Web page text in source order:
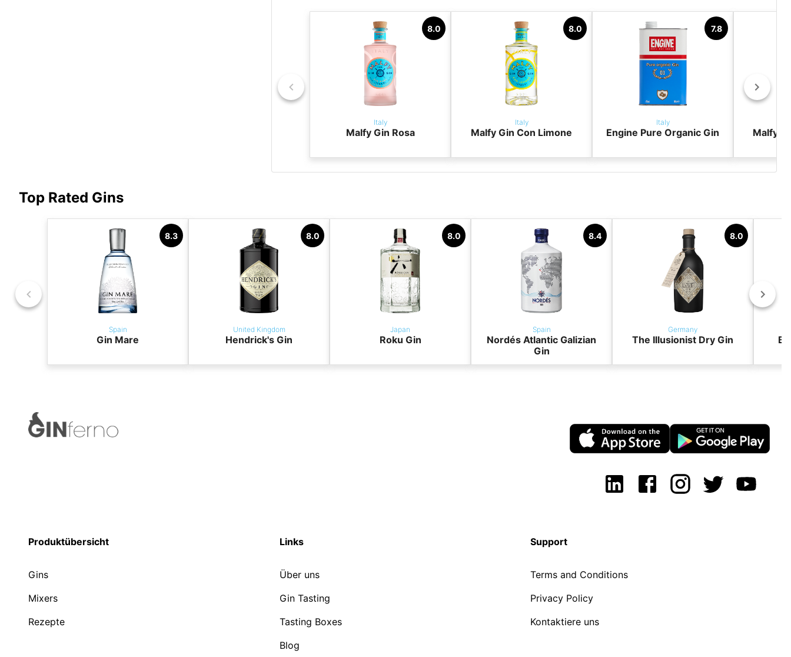
8.0
Italy
Malfy Gin Rosa
8.0
Italy
Malfy Gin Con Limone
7.8
Italy
Engine Pure Organic Gin Malfy
Top Rated Gins
8.3
Spain
Gin Mare
8.0
United Kingdom
Hendrick's Gin
8.0
Japan
Roku Gin
8.4
Spain
Nordés Atlantic Galizian
Gin
8.0
Germany
The Illusionist Dry Gin
Produktübersicht
Gins
Mixers
Rezepte
Links
Über uns
Gin Tasting
Tasting Boxes
Blog
Support
Terms and Conditions
Privacy Policy
Kontaktiere uns